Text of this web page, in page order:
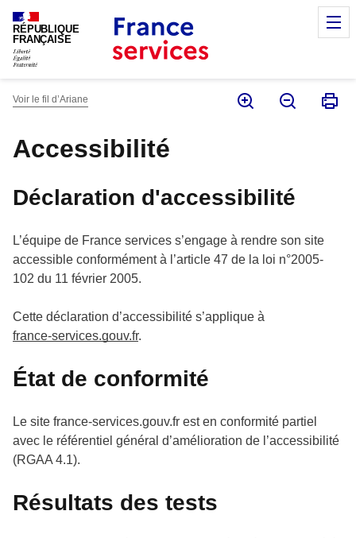
RÉPUBLIQUE
FRANÇAISE
Voir le fil d’Ariane
Accessibilité
Déclaration d'accessibilité
L’équipe de France services s’engage à rendre son site
accessible conformément à l’article 47 de la loi n°2005-
102 du 11 février 2005.
Cette déclaration d’accessibilité s’applique à
france-services.gouv.fr.
État de conformité
Le site france-services.gouv.fr est en conformité partiel
avec le référentiel général d’amélioration de l’accessibilité
(RGAA 4.1).
Résultats des tests